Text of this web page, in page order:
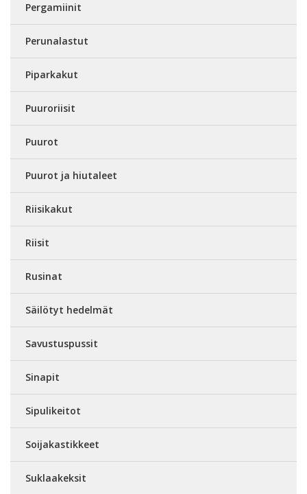
Pergamiinit
Perunalastut
Piparkakut
Puuroriisit
Puurot
Puurot ja hiutaleet
Riisikakut
Riisit
Rusinat
Säilötyt hedelmät
Savustuspussit
Sinapit
Sipulikeitot
Soijakastikkeet
Suklaakeksit